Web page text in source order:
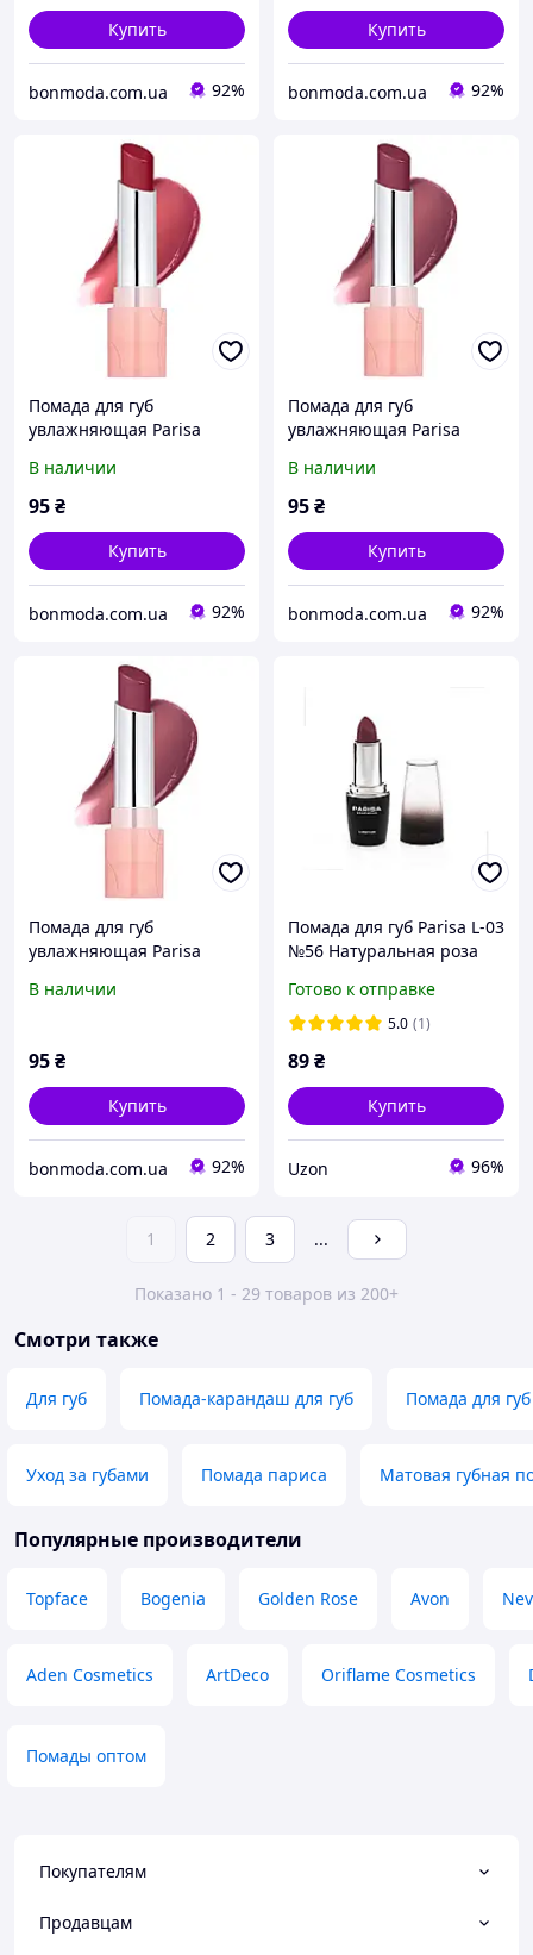
Купить
bonmoda.com.ua 92%
Купить
bonmoda.com.ua 92%
Помада для губ
увлажняющая Parisa
604 "Petal rose"
В наличии
95₴
Купить
bonmoda.com.ua 92%
Помада для губ
увлажняющая Parisa
605 "Spicy Nude"
В наличии
95₴
Купить
bonmoda.com.ua 92%
Помада для губ
увлажняющая Parisa
606 "Chill brown"
В наличии
95₴
Купить
bonmoda.com.ua 92%
Помада для губ Parisa L-03
№56 Натуральная роза
Готово к отправке
5.0 (1)
89₴
Купить
Uzon 96%
1 2 3 ...
Показано 1 - 29 товаров из 200+
Смотри также
Для губ Помада-карандаш для губ Помада для
Уход за губами Помада париса Матовая губная
Популярные производители
Topface Bogenia Golden Rose Avon
Aden Cosmetics ArtDeco Oriflame Cosmetics
Помады оптом
Покупателям
Продавцам